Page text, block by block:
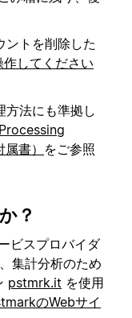
トを削除した
してください
法にも準拠し
書） をご参照
？
ビスプロバイダ
集計分析のため
pstmrk.it を使用
のWebサイ